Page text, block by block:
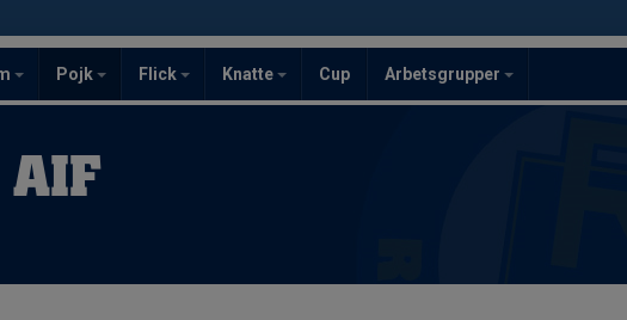
Pojk Flick Knatte Cup Arbetsgrupper
AIF